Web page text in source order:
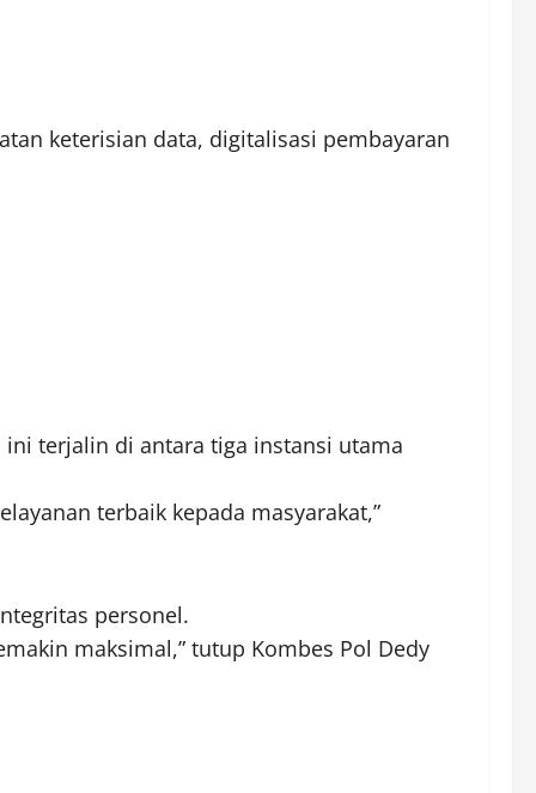
keterisian data, digitalisasi pembayaran
ini terjalin di antara tiga instansi utama
terbaik kepada masyarakat,”
personel.
maksimal,” tutup Kombes Pol Dedy